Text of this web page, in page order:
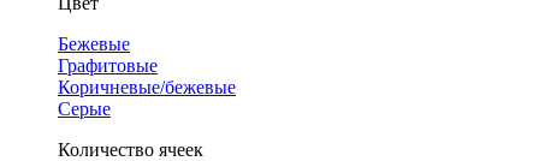
Бежевые
Графитовые
Коричневые/бежевые
Серые
Количество ячеек